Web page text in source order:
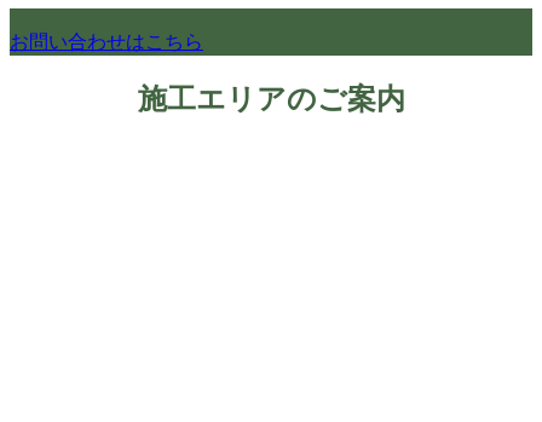
お問い合わせはこちら
施工エリアのご案内